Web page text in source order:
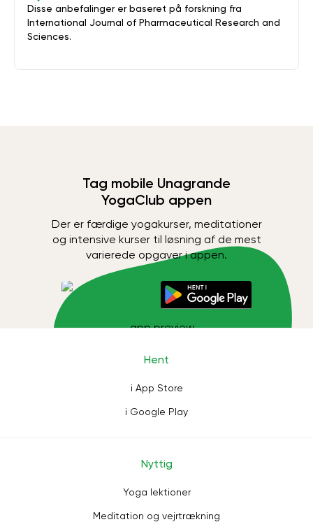
Disse anbefalinger er baseret på forskning fra
International Journal of Pharmaceutical Research and
Sciences.
Tag mobile Unagrande
YogaClub appen
Der er færdige yogakurser, meditationer
og intensive kurser til løsning af de mest
varierede opgaver i appen.
Hent
i App Store
i Google Play
Nyttig
Yoga lektioner
Meditation og vejrtrækning